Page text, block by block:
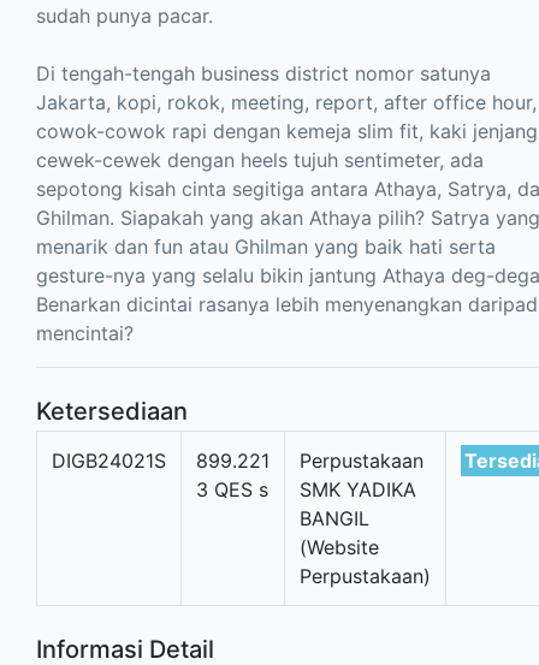
sudah punya pacar.
Di tengah-tengah business district nomor satunya
Jakarta, kopi, rokok, meeting, report, after office hour,
cowok-cowok rapi dengan kemeja slim fit, kaki jenjang
cewek-cewek dengan heels tujuh sentimeter, ada
sepotong kisah cinta segitiga antara Athaya, Satrya,
Ghilman. Siapakah yang akan Athaya pilih? Satrya yang
menarik dan fun atau Ghilman yang baik hati serta
gesture-nya yang selalu bikin jantung Athaya deg-
Benarkan dicintai rasanya lebih menyenangkan
mencintai?
Ketersediaan
DIGB24021S
899.221
3 QES s
Perpustakaan
SMK YADIKA
BANGIL
(Website
Perpustakaan)
Informasi Detail